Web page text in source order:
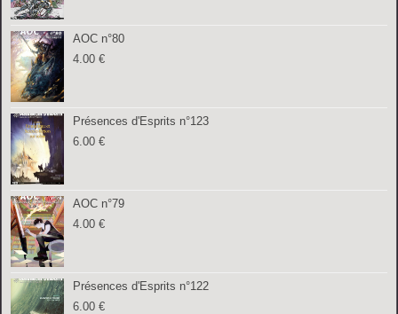
AOC n°80
4.00€
Présences d'Esprits n°123
6.00€
AOC n°79
4.00€
Présences d'Esprits n°122
6.00€